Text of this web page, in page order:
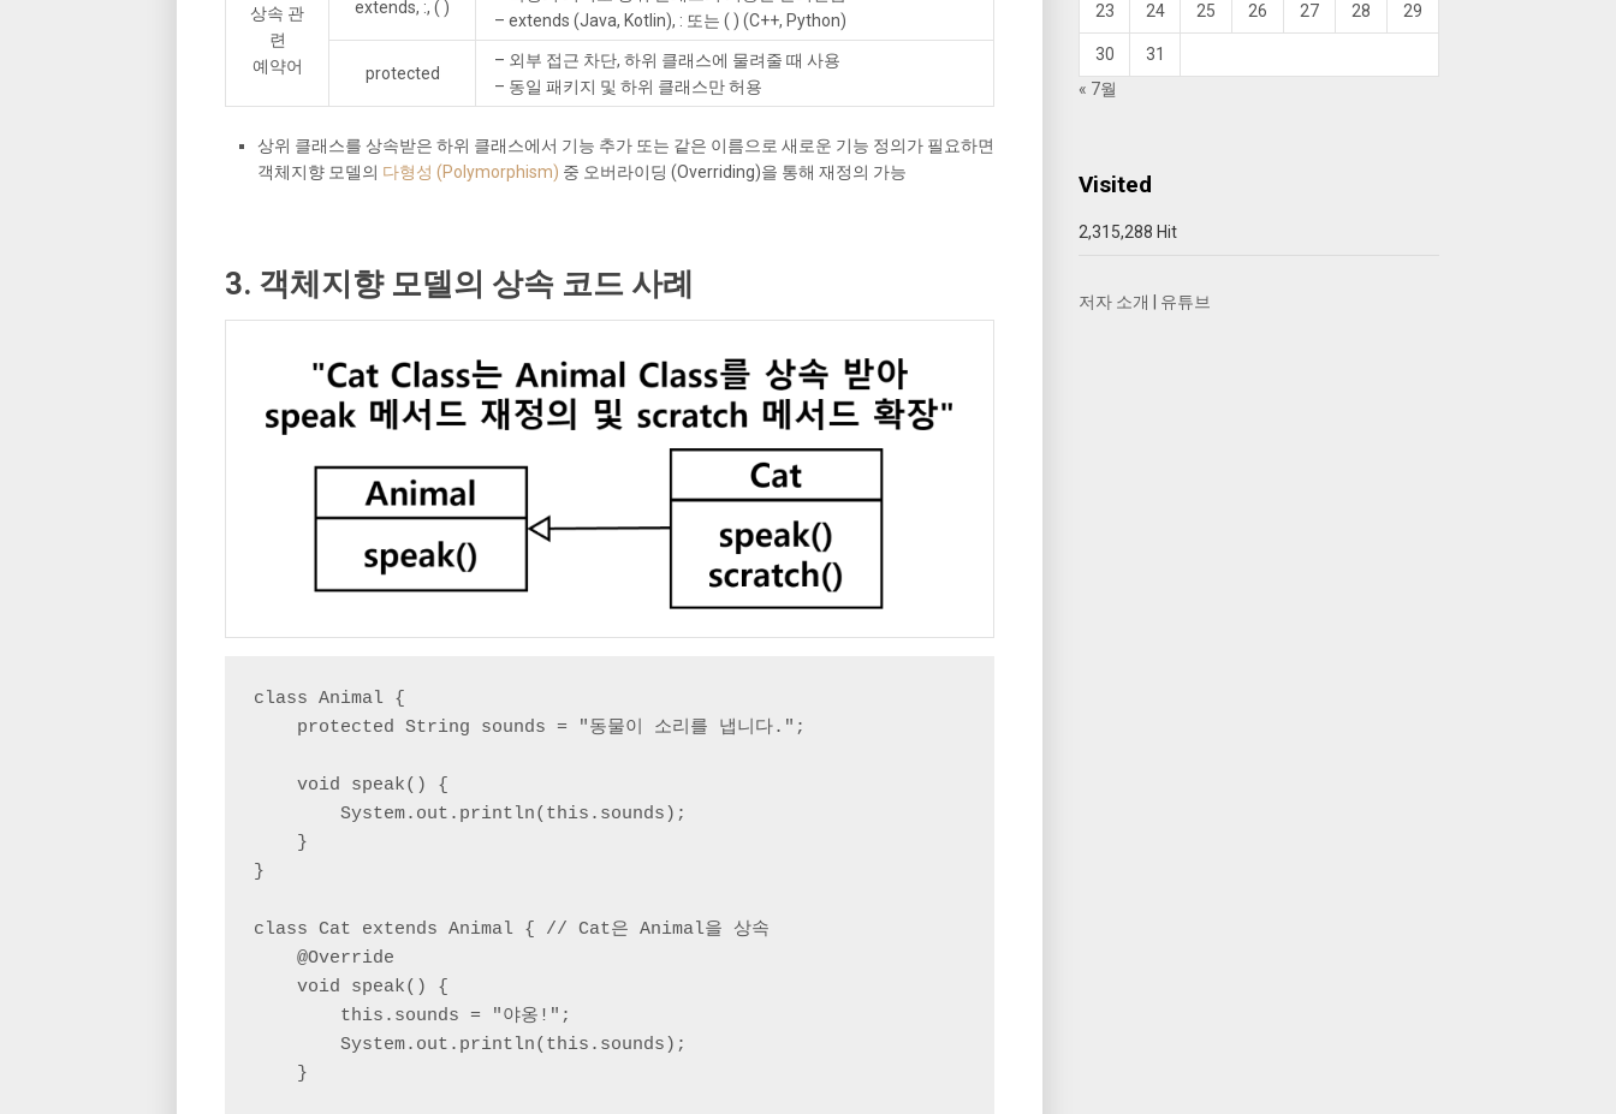
상속 관
련
예약어
extends, :, ( )
– extends (Java, Kotlin), : 또는 ( ) (C++, Python)
protected
– 외부 접근 차단, 하위 클래스에 물려줄 때 사용
– 동일 패키지 및 하위 클래스만 허용
상위 클래스를 상속받은 하위 클래스에서 기능 추가 또는 같은 이름으로 새로운 기능 정의가 필요하면
객체지향 모델의 다형성 (Polymorphism) 중 오버라이딩 (Overriding)을 통해 재정의 가능
3. 객체지향 모델의 상속 코드 사례
class Animal {
    protected String sounds = "동물이 소리를 냅니다.";
    void speak() {
        System.out.println(this.sounds);
    }
}
class Cat extends Animal { // Cat은 Animal을 상속
    @Override
    void speak() {
        this.sounds = "야옹!";
        System.out.println(this.sounds);
    }
23 24 25 26 27 28 29
30
31
« 7월
Visited
2,315,288 Hit
저자 소개 유튜브